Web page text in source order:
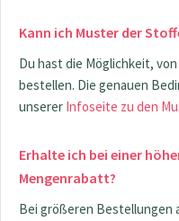
Kann ich Muster der
Du hast die Möglichkeit,
bestellen. Die genauen
unserer Infoseite zu den
Erhalte ich bei einer
Mengenrabatt?
Bei größeren Bestellungen